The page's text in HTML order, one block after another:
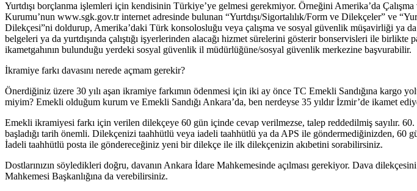
Yurtdışı borçlanma işlemleri için kendisinin Türkiye’ye gelmesi gerekmiyor. Örneğini Amerika’da
Kurumu’nun www.sgk.gov.tr internet adresinde bulunan “Yurtdışı/Sigortalılık/Form ve Dilekçeler” ve
Dilekçesi”ni doldurup, Amerika’daki Türk konsolosluğu veya çalışma ve sosyal güvenlik müşavirliği ya
belgeleri ya da yurtdışında çalıştığı işyerlerinden alacağı hizmet sürelerini gösterir bonservisleri ile
ikametgahının bulunduğu yerdeki sosyal güvenlik il müdürlüğüne/sosyal güvenlik merkezine başvurabilir.
İkramiye farkı davasını nerede açmam gerekir?
Önerdiğiniz üzere 30 yılı aşan ikramiye farkımın ödenmesi için iki ay önce TC Emekli Sandığına kargo
miyim? Emekli olduğum kurum ve Emekli Sandığı Ankara’da, ben nerdeyse 35 yıldır İzmir’de ikamet
Emekli ikramiyesi farkı için verilen dilekçeye 60 gün içinde cevap verilmezse, talep reddedilmiş sayılır.
başladığı tarih önemli. Dilekçenizi taahhütlü veya iadeli taahhütlü ya da APS ile göndermediğinizden, 60
İadeli taahhütlü posta ile göndereceğiniz yeni bir dilekçe ile ilk dilekçenizin akıbetini sorabilirsiniz.
Dostlarınızın söyledikleri doğru, davanın Ankara İdare Mahkemesinde açılması gerekiyor. Dava
Mahkemesi Başkanlığına da verebilirsiniz.